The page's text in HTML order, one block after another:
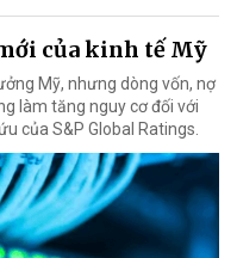
của kinh tế Mỹ
Mỹ, nhưng dòng vốn, nợ
làm tăng nguy cơ đối với
của S&P Global Ratings.